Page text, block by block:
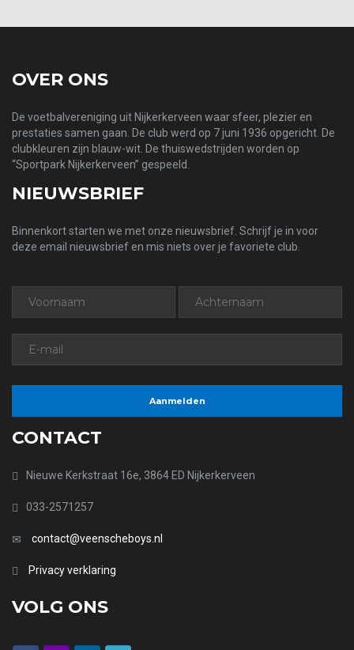
OVER ONS
De voetbalvereniging uit Nijkerkerveen waar sfeer, plezier en
prestaties samen gaan. De club werd op 7 juni 1936 opgericht. De
clubkleuren zijn blauw-wit. De thuiswedstrijden worden op
“Sportpark Nijkerkerveen” gespeeld.
NIEUWSBRIEF
Binnenkort starten we met onze nieuwsbrief. Schrijf je in voor
deze email nieuwsbrief en mis niets over je favoriete club.
CONTACT
Nieuwe Kerkstraat 16e, 3864 ED Nijkerkerveen
033-2571257
contact@veenscheboys.nl
Privacy verklaring
VOLG ONS